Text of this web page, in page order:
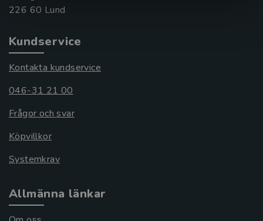
Kundservice
Kontakta kundservice
046-31 21 00
Frågor och svar
Köpvillkor
Systemkrav
Allmänna länkar